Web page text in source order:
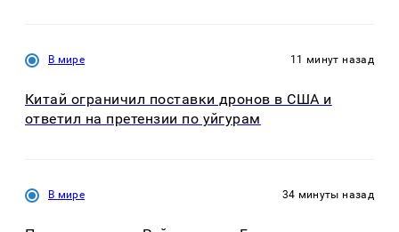
В мире 11 минут назад
Китай ограничил поставки дронов в США и
ответил на претензии по уйгурам
В мире 34 минуты назад